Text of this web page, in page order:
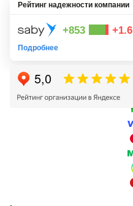
Рейтинг надежности компании
+853 +1.6
Подробнее